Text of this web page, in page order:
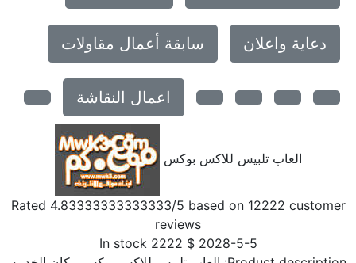
دعاية واعلان سابقة أعمال مقاولات
اعمال النقاشة
العاب تلبيس للاكس بوكس
Rated4.83333333333333/5 based on12222
reviews
2028-5-5
$
2222
In stock